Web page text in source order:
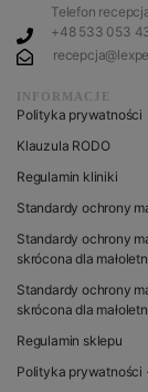
Telefon
+48 533 053
INFORMACJE
Polityka prywatności
Klauzula RODO
Regulamin kliniki
Standardy ochrony
Standardy ochrony
skrócona dla
Standardy ochrony
skrócona dla
Regulamin sklepu
Polityka prywatności